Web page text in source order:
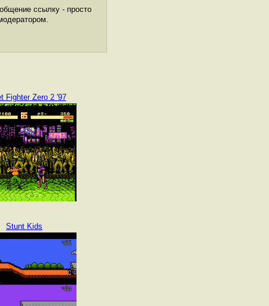
ссылку - просто
Fighter Zero 2 '97
Stunt Kids